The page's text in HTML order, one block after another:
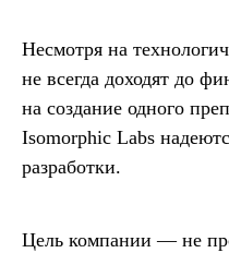
Несмотря на
не всегда доходят до
на создание одного
Isomorphic Labs
разработки.
Цель компании — не